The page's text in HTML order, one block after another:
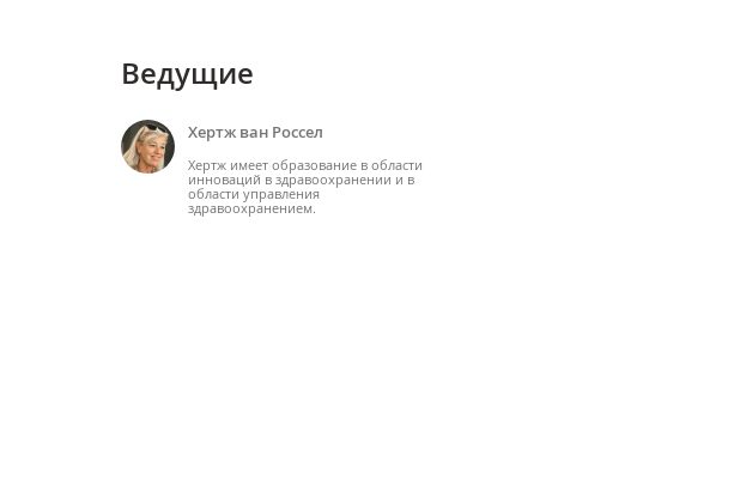
Ведущие
Хертж ван Россел
Хертж имеет образование в области
инноваций в здравоохранении и в
области управления
здравоохранением.